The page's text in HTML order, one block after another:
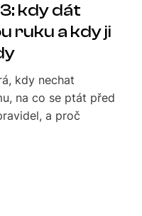
kdy dát
ruku a kdy ji
kdy nechat
na co se ptát před
a proč